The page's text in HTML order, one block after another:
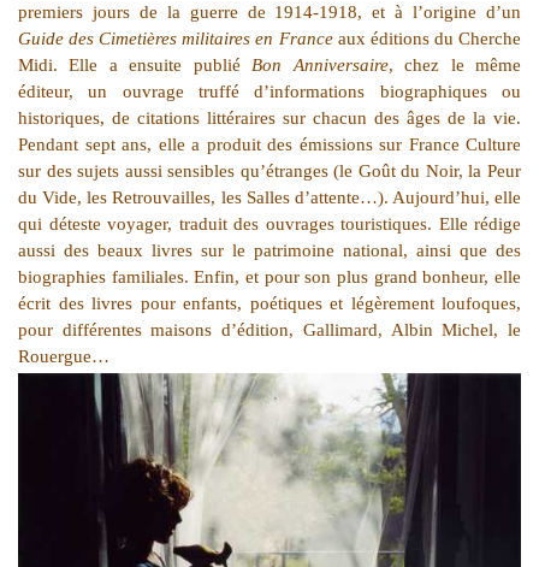
premiers jours de la guerre de 1914-1918, et à l’origine d’un
Guide des Cimetières militaires en Franceaux éditions du Cherche
Midi. Elle a ensuite publié Bon Anniversaire, chez le même
éditeur, un ouvrage truffé d’informations biographiques ou
historiques, de citations littéraires sur chacun des âges de la vie.
Pendant sept ans, elle a produit des émissions sur France Culture
sur des sujets aussi sensibles qu’étranges (le Goût du Noir, la Peur
du Vide, les Retrouvailles, les Salles d’attente…). Aujourd’hui, elle
qui déteste voyager, traduit des ouvrages touristiques. Elle rédige
aussi des beaux livres sur le patrimoine national, ainsi que des
biographies familiales. Enfin, et pour son plus grand bonheur, elle
écrit des livres pour enfants, poétiques et légèrement loufoques,
pour différentes maisons d’édition, Gallimard, Albin Michel, le
Rouergue…